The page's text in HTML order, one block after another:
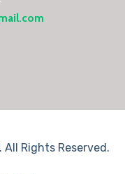
All Rights Reserved.